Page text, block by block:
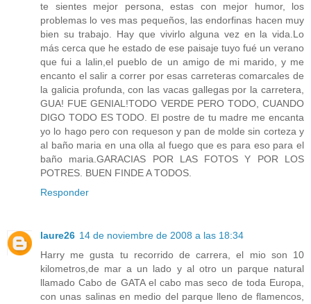
te sientes mejor persona, estas con mejor humor, los
problemas lo ves mas pequeños, las endorfinas hacen muy
bien su trabajo. Hay que vivirlo alguna vez en la vida.Lo
más cerca que he estado de ese paisaje tuyo fué un verano
que fui a lalin,el pueblo de un amigo de mi marido, y me
encanto el salir a correr por esas carreteras comarcales de
la galicia profunda, con las vacas gallegas por la carretera,
GUA! FUE GENIAL!TODO VERDE PERO TODO, CUANDO
DIGO TODO ES TODO. El postre de tu madre me encanta
yo lo hago pero con requeson y pan de molde sin corteza y
al baño maria en una olla al fuego que es para eso para el
baño maria.GARACIAS POR LAS FOTOS Y POR LOS
POTRES. BUEN FINDE A TODOS.
Responder
laure26 14 de noviembre de 2008 a las 18:34
Harry me gusta tu recorrido de carrera, el mio son 10
kilometros,de mar a un lado y al otro un parque natural
llamado Cabo de GATA el cabo mas seco de toda Europa,
con unas salinas en medio del parque lleno de flamencos,